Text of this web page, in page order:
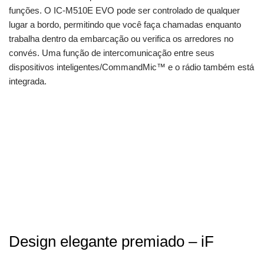
funções. O IC-M510E EVO pode ser controlado de qualquer
lugar a bordo, permitindo que você faça chamadas enquanto
trabalha dentro da embarcação ou verifica os arredores no
convés. Uma função de intercomunicação entre seus
dispositivos inteligentes/CommandMic™ e o rádio também está
integrada.
Design elegante premiado – iF